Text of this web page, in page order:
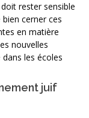
rester sensible
cerner ces
en matière
nouvelles
les écoles
juif